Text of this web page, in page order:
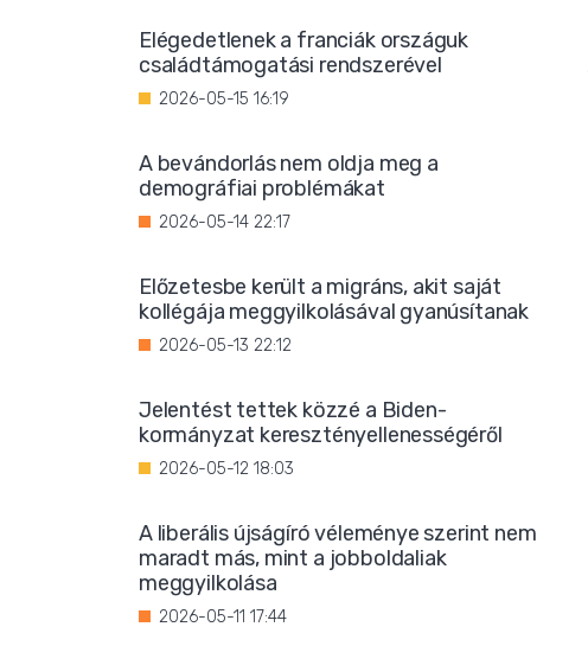
Elégedetlenek a franciák országuk
családtámogatási rendszerével
2026-05-15 16:19
A bevándorlás nem oldja meg a
demográfiai problémákat
2026-05-14 22:17
Előzetesbe került a migráns, akit saját
kollégája meggyilkolásával gyanúsítanak
2026-05-13 22:12
Jelentést tettek közzé a Biden-
kormányzat keresztényellenességéről
2026-05-12 18:03
A liberális újságíró véleménye szerint nem
maradt más, mint a jobboldaliak
meggyilkolása
2026-05-11 17:44